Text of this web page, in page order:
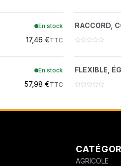
En stock
17,46 €TTC
RACCORD,
En stock
57,98 €TTC
FLEXIBLE,
AGRICOLE